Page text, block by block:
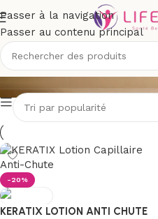
Passer à la navigation
Passer au contenu principal
KERATIX
-20%
KERATIX LOTION ANTI CHUTE